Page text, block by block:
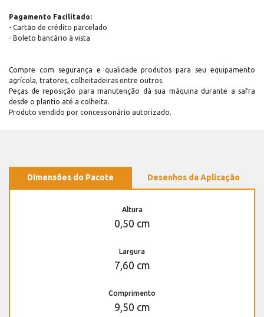
Pagamento Facilitado:
- Cartão de crédito parcelado
- Boleto bancário à vista
Compre com segurança e qualidade produtos para seu equipamento
agrícola, tratores, colheitadeiras entre outros.
Peças de reposição para manutenção dá sua máquina durante a safra
desde o plantio até a colheita.
Produto vendido por concessionário autorizado.
Dimensões do Pacote Desenhos da Aplicação
Altura
0,50 cm
Largura
7,60 cm
Comprimento
9,50 cm